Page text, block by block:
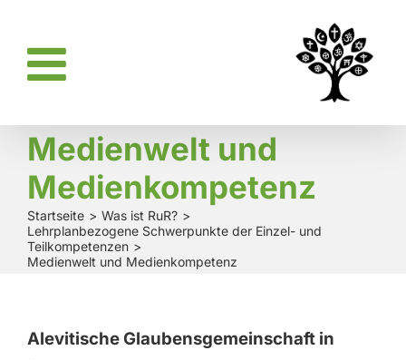
springen
Medienwelt und
Medienkompetenz
Startseite
Was ist RuR?
Lehrplanbezogene Schwerpunkte der Einzel- und
Teilkompetenzen
Medienwelt und Medienkompetenz
Alevitische Glaubensgemeinschaft in